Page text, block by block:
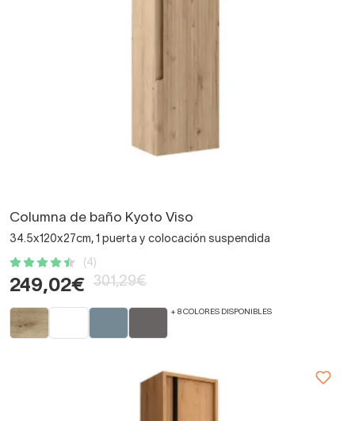
Columna de baño Kyoto Viso
34.5x120x27cm, 1 puerta y colocación suspendida
(4)
249,02€ 301,29€
+ 8 COLORES DISPONIBLES